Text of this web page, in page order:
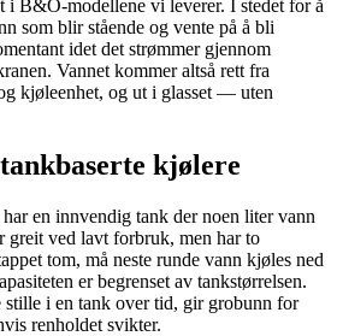
i B&O-modellene vi leverer. I stedet for å
som blir stående og vente på å bli
idet det strømmer gjennom
Vannet kommer altså rett fra
kjøleenhet, og ut i glasset — uten
kjølere
en innvendig tank der noen liter vann
greit ved lavt forbruk, men har to
tom, må neste runde vann kjøles ned
er begrenset av tankstørrelsen.
stille i en tank over tid, gir grobunn for
renholdet svikter.